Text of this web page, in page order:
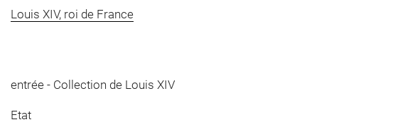
Louis XIV, roi de France
entrée - Collection de Louis XIV
Etat